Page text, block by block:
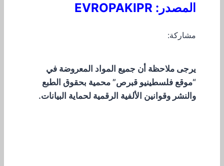
المصدر: EVROPAKIPR
مشاركة:
يرجى ملاحظة أن جميع المواد المعروضة في
“موقع فلسطينيو قبرص” محمية بحقوق الطبع
والنشر وقوانين الألفية الرقمية لحماية البيانات.